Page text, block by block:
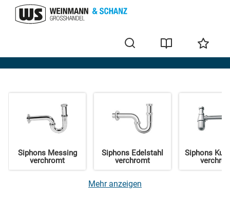
Sanitärinstallation
Siphons Messing
verchromt
Siphons Edelstahl
verchromt
Siphons
Mehr anzeigen